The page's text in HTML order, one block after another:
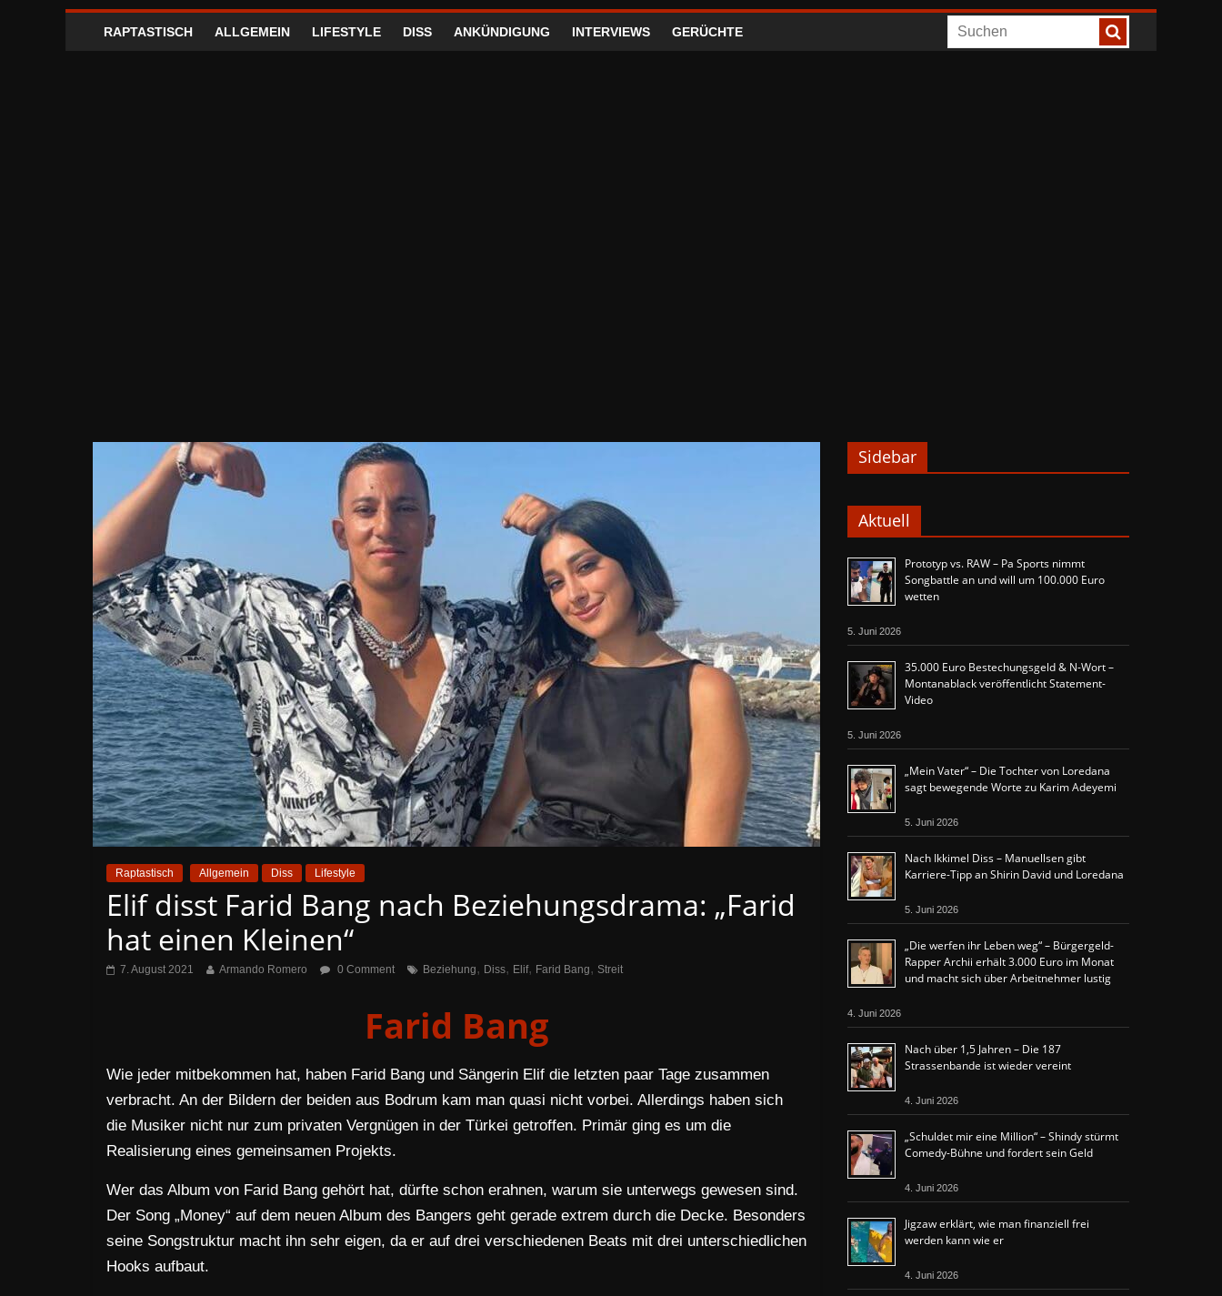
RAPTASTISCH ALLGEMEIN LIFESTYLE DISS ANKÜNDIGUNG INTERVIEWS GERÜCHTE
Raptastisch Allgemein Diss Lifestyle
Elif disst Farid Bang nach Beziehungsdrama: „Farid
hat einen Kleinen“
7. August 2021 Armando Romero 0 Comment Beziehung, Diss, Elif, Farid Bang, Streit
Farid Bang
Wie jeder mitbekommen hat, haben Farid Bang und Sängerin Elif die letzten paar Tage zusammen
verbracht. An der Bildern der beiden aus Bodrum kam man quasi nicht vorbei. Allerdings haben sich
die Musiker nicht nur zum privaten Vergnügen in der Türkei getroffen. Primär ging es um die
Realisierung eines gemeinsamen Projekts.
Wer das Album von Farid Bang gehört hat, dürfte schon erahnen, warum sie unterwegs gewesen sind.
Der Song „Money“ auf dem neuen Album des Bangers geht gerade extrem durch die Decke. Besonders
seine Songstruktur macht ihn sehr eigen, da er auf drei verschiedenen Beats mit drei unterschiedlichen
Hooks aufbaut.
Sidebar
Aktuell
Prototyp vs. RAW – Pa Sports nimmt
Songbattle an und will um 100.000 Euro
wetten
5. Juni 2026
35.000 Euro Bestechungsgeld & N-Wort –
Montanablack veröffentlicht Statement-
Video
5. Juni 2026
„Mein Vater“ – Die Tochter von Loredana
sagt bewegende Worte zu Karim Adeyemi
5. Juni 2026
Nach Ikkimel Diss – Manuellsen gibt
Karriere-Tipp an Shirin David und Loredana
5. Juni 2026
„Die werfen ihr Leben weg“ – Bürgergeld-
Rapper Archii erhält 3.000 Euro im Monat
und macht sich über Arbeitnehmer lustig
4. Juni 2026
Nach über 1,5 Jahren – Die 187
Strassenbande ist wieder vereint
4. Juni 2026
„Schuldet mir eine Million“ – Shindy stürmt
Comedy-Bühne und fordert sein Geld
4. Juni 2026
Jigzaw erklärt, wie man finanziell frei
werden kann wie er
4. Juni 2026